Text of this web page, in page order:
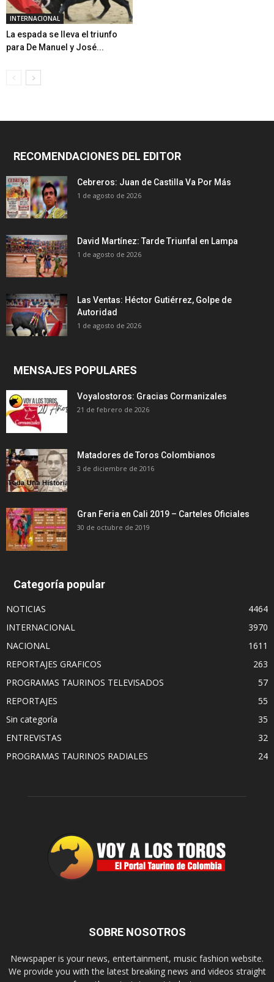
INTERNACIONAL
La espada se lleva el triunfo
para De Manuel y José...
RECOMENDACIONES DEL EDITOR
Cebreros: Juan de Castilla Va Por Más
1 de agosto de 2026
David Martínez: Tarde Triunfal en Lampa
1 de agosto de 2026
Las Ventas: Héctor Gutiérrez, Golpe de
Autoridad
1 de agosto de 2026
MENSAJES POPULARES
Voyalostoros: Gracias Cormanizales
21 de febrero de 2026
Matadores de Toros Colombianos
3 de diciembre de 2016
Gran Feria en Cali 2019 – Carteles Oficiales
30 de octubre de 2019
Categoría popular
NOTICIAS
4464
INTERNACIONAL
3970
NACIONAL
1611
REPORTAJES GRAFICOS
263
PROGRAMAS TAURINOS TELEVISADOS
57
REPORTAJES
55
Sin categoría
35
ENTREVISTAS
32
PROGRAMAS TAURINOS RADIALES
24
SOBRE NOSOTROS
Newspaper is your news, entertainment, music fashion website.
We provide you with the latest breaking news and videos straight